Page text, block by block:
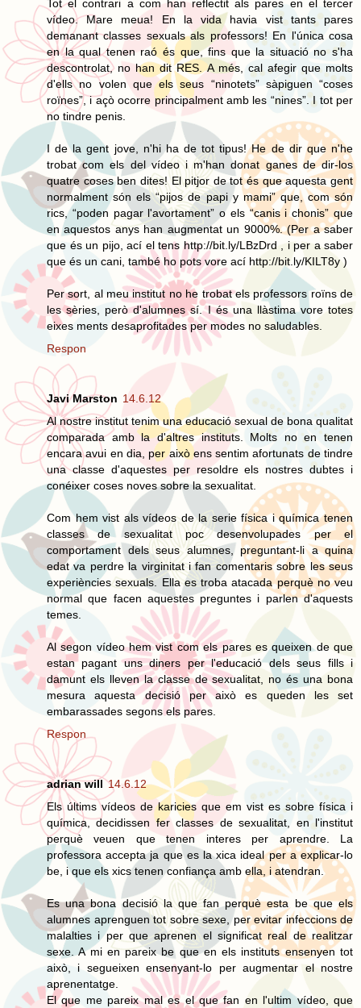
Tot el contrari a com han reflectit als pares en el tercer
vídeo. Mare meua! En la vida havia vist tants pares
demanant classes sexuals als professors! En l'única cosa
en la qual tenen raó és que, fins que la situació no s'ha
descontrolat, no han dit RES. A més, cal afegir que molts
d'ells no volen que els seus “ninotets” sàpiguen “coses
roïnes”, i açò ocorre principalment amb les “nines”. I tot per
no tindre penis.
I de la gent jove, n'hi ha de tot tipus! He de dir que n'he
trobat com els del vídeo i m'han donat ganes de dir-los
quatre coses ben dites! El pitjor de tot és que aquesta gent
normalment són els “pijos de papi y mami” que, com són
rics, “poden pagar l'avortament” o els “canis i chonis” que
en aquestos anys han augmentat un 9000%. (Per a saber
que és un pijo, ací el tens http://bit.ly/LBzDrd , i per a saber
que és un cani, també ho pots vore ací http://bit.ly/KILT8y )
Per sort, al meu institut no he trobat els professors roïns de
les sèries, però d'alumnes sí. I és una llàstima vore totes
eixes ments desaprofitades per modes no saludables.
Respon
Javi Marston 14.6.12
Al nostre institut tenim una educació sexual de bona qualitat
comparada amb la d'altres instituts. Molts no en tenen
encara avui en dia, per això ens sentim afortunats de tindre
una classe d'aquestes per resoldre els nostres dubtes i
conéixer coses noves sobre la sexualitat.
Com hem vist als vídeos de la serie física i química tenen
classes de sexualitat poc desenvolupades per el
comportament dels seus alumnes, preguntant-li a quina
edat va perdre la virginitat i fan comentaris sobre les seus
experiències sexuals. Ella es troba atacada perquè no veu
normal que facen aquestes preguntes i parlen d'aquests
temes.
Al segon vídeo hem vist com els pares es queixen de que
estan pagant uns diners per l'educació dels seus fills i
damunt els lleven la classe de sexualitat, no és una bona
mesura aquesta decisió per això es queden les set
embarassades segons els pares.
Respon
adrian will 14.6.12
Els últims vídeos de karicies que em vist es sobre física i
química, decidissen fer classes de sexualitat, en l'institut
perquè veuen que tenen interes per aprendre. La
professora accepta ja que es la xica ideal per a explicar-lo
be, i que els xics tenen confiança amb ella, i atendran.
Es una bona decisió la que fan perquè esta be que els
alumnes aprenguen tot sobre sexe, per evitar infeccions de
malalties i per que aprenen el significat real de realitzar
sexe. A mi en pareix be que en els instituts ensenyen tot
això, i segueixen ensenyant-lo per augmentar el nostre
aprenentatge.
El que me pareix mal es el que fan en l'ultim vídeo, que